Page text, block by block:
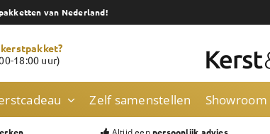
van Nederland!
18:00 uur)
Zelf samenstellen Showroom